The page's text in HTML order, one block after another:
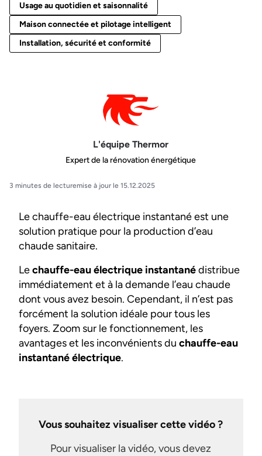
Usage au quotidien et saisonnalité
Maison connectée et pilotage intelligent
Installation, sécurité et conformité
L'équipe Thermor
Expert de la rénovation énergétique
3 minutes de lecturemise à jour le 15.12.2025
Le chauffe-eau électrique instantané est une
solution pratique pour la production d’eau
chaude sanitaire.
Lechauffe-eau électrique instantanédistribue
immédiatement et à la demande l’eau chaude
dont vous avez besoin. Cependant, il n’est pas
forcément la solution idéale pour tous les
foyers. Zoom sur le fonctionnement, les
avantages et les inconvénients du chauffe-eau
instantané électrique.
Vous souhaitez visualiser cette vidéo ?
Pour visualiser la vidéo, vous devez